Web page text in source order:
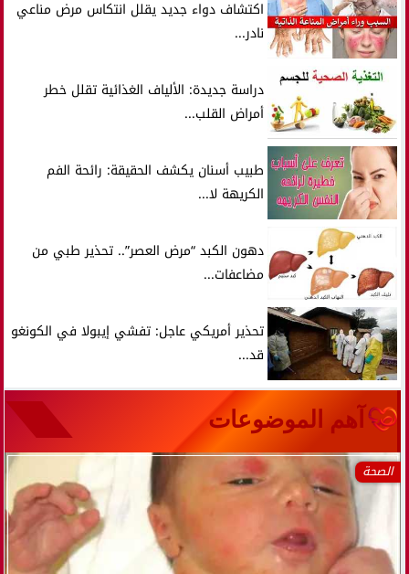
اكتشاف دواء جديد يقلل انتكاس مرض مناعي
نادر...
دراسة جديدة: الألياف الغذائية تقلل خطر
أمراض القلب...
طبيب أسنان يكشف الحقيقة: رائحة الفم
الكريهة لا...
دهون الكبد “مرض العصر”.. تحذير طبي من
مضاعفات...
تحذير أمريكي عاجل: تفشي إيبولا في الكونغو
قد...
آهم الموضوعات
الصحة